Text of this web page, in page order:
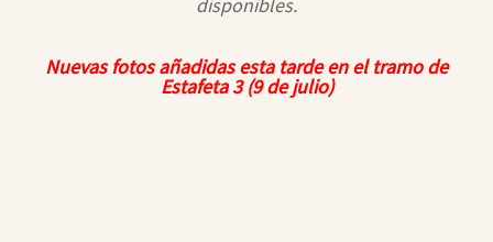
disponibles.
Nuevas fotos añadidas esta tarde en el tramo de
Estafeta 3(9 de julio)